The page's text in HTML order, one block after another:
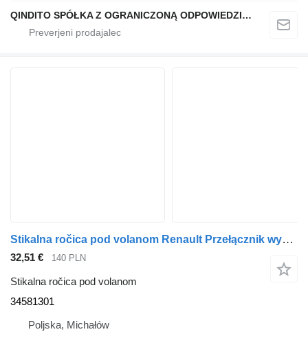
QINDITO SPÓŁKA Z OGRANICZONĄ ODPOWIEDZIALNOŚCIĄ
Stikalna ročica pod volanom Renault Przełącznik wycieraczek pod kierownicę PREMIUM MIDLUM KERAX MAGN 34581301 za vlačilec Renault PREMIUM
32,51 € 140 PLN
Stikalna ročica pod volanom
34581301
Poljska, Michałów